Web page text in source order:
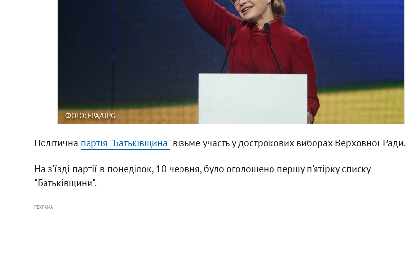
ФОТО: EPA/UPG
Політична партія "Батьківщина"візьме участь у дострокових виборах Верховної Ради.
На з'їзді партії в понеділок, 10 червня, було оголошено першу п'ятірку списку
"Батьківщини".
РЕКЛАМА